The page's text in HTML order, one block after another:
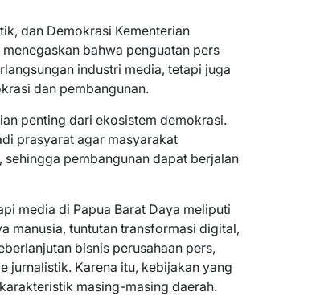
dan Demokrasi Kementerian
bahwa penguatan pers
industri media, tetapi juga
dan pembangunan.
penting dari ekosistem demokrasi.
prasyarat agar masyarakat
pembangunan dapat berjalan
media di Papua Barat Daya meliputi
manusia, tuntutan transformasi digital,
bisnis perusahaan pers,
jurnalistik. Karena itu, kebijakan yang
masing-masing daerah.